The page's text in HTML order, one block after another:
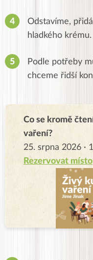
Odstavíme,
hladkého krému.
Podle potřeby
chceme řidší
Co se kromě
vaření?
25. srpna 2026 ·
Rezervovat místo